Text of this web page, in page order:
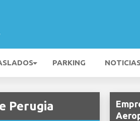
PARKING
Perugia